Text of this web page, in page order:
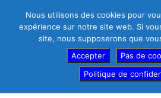
Afficher Barre Latérale
Nous utilisons des cookies pour
expérience sur notre site web. Si
site, nous supposerons que
Accepter
Pas de
Politique de